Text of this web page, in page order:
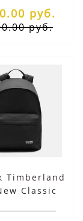
руб.
руб.
Timberland
Classic